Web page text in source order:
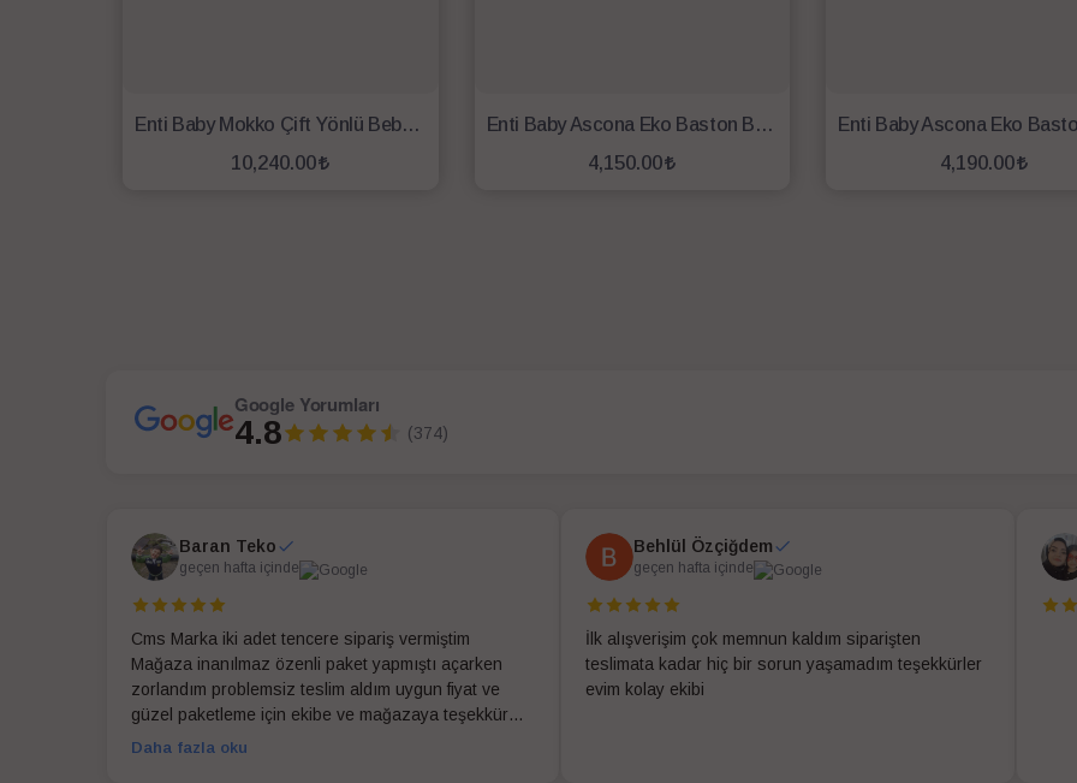
Enti Baby Mokko Çift Yönlü Bebek Arabası-Kahve
10,240.00
Enti Baby Ascona Eko Baston Bebek Arabası-Siyah
4,150.00 4,190.00
Google Yorumları
4.8 (374)
Baran Teko
geçen hafta içinde
Cms Marka iki adet tencere sipariş vermiştim
Mağaza inanılmaz özenli paket yapmıştı açarken
zorlandım problemsiz teslim aldım uygun fiyat ve
güzel paketleme için ekibe ve mağazaya teşekkür
ederim
Daha fazla oku
Behlül Özçiğdem
geçen hafta içinde
İlk alışverişim çok memnun kaldım siparişten
teslimata kadar hiç bir sorun yaşamadım teşekkürler
evim kolay ekibi